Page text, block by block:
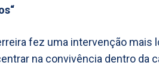
fez uma intervenção mais
na convivência dentro da